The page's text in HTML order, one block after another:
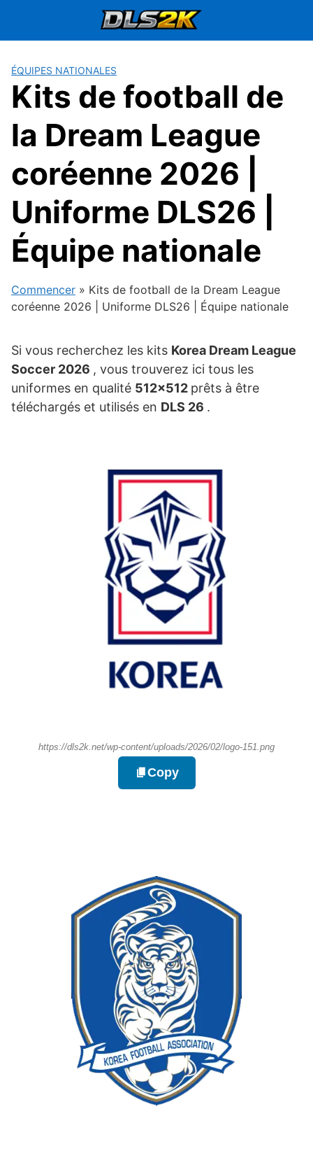
contenu
ÉQUIPES NATIONALES
Kits de football de
la Dream League
coréenne 2026 |
Uniforme DLS26 |
Équipe nationale
Commencer » Kits de football de la Dream League
coréenne 2026 | Uniforme DLS26 | Équipe nationale
Si vous recherchez les kits Korea Dream League
Soccer 2026 , vous trouverez ici tous les
uniformes en qualité 512×512 prêts à être
téléchargés et utilisés en DLS 26 .
https://dls2k.net/wp-content/uploads/2026/02/logo-151.png
Copy